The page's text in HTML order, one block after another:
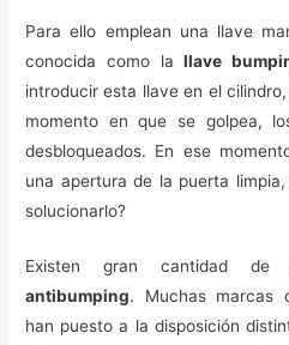
Para ello emplean una llave
conocida como lallave
introducir esta llave en el
momento en que se golpea,
desbloqueados. En ese
una apertura de la puerta
solucionarlo?
Existen gran cantidad de
antibumping. Muchas marcas
han puesto a la disposición